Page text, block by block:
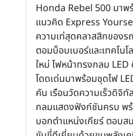
Honda Rebel 500 มาพ
แนวคิด Express
ความเท่สุดคลาสสิกของร
ตอมบ็อบเบอร์และเทคโน
ใหม่ ไฟหน้าทรงกลม LED
โดดเด่นมาพร้อมชุดไฟ
คัน เรือนวัดความเร็วดิจิทั
กลมแสดงฟังก์ชันครบ พ
บอกตำแหน่งเกียร์ ตอบส